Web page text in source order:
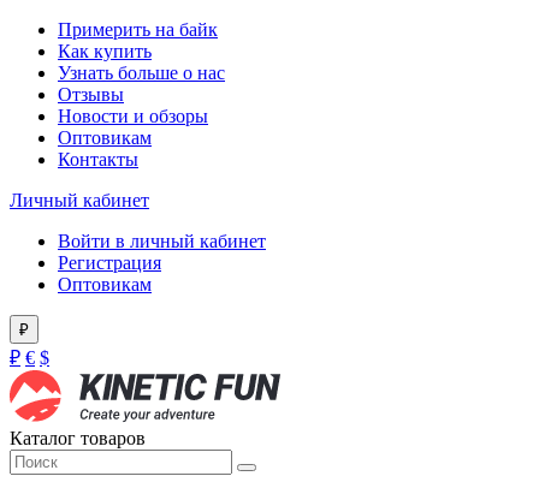
Примерить на байк
Как купить
Узнать больше о нас
Отзывы
Новости и обзоры
Оптовикам
Контакты
Личный кабинет
Войти в личный кабинет
Регистрация
Оптовикам
₽
₽ € $
Каталог товаров